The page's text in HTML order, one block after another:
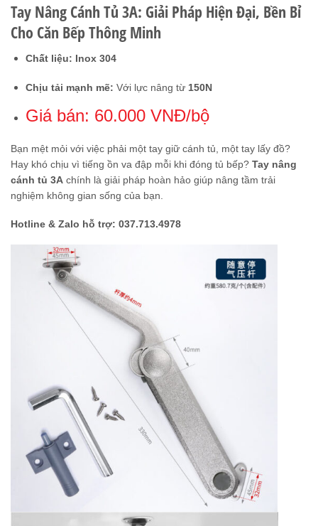
Tay Nâng Cánh Tủ 3A: Giải Pháp Hiện Đại, Bền Bỉ
Cho Căn Bếp Thông Minh
Chất liệu: Inox 304
Chịu tải mạnh mẽ: Với lực nâng từ 150N
Giá bán: 60.000 VNĐ/bộ
Bạn mệt mỏi với việc phải một tay giữ cánh tủ, một tay lấy đồ?
Hay khó chịu vì tiếng ồn va đập mỗi khi đóng tủ bếp? Tay nâng
cánh tủ 3A chính là giải pháp hoàn hảo giúp nâng tầm trải
nghiệm không gian sống của bạn.
Hotline & Zalo hỗ trợ: 037.713.4978